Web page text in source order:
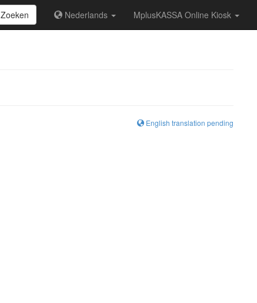
Zoeken Nederlands MplusKASSA Online Kiosk
English translation pending